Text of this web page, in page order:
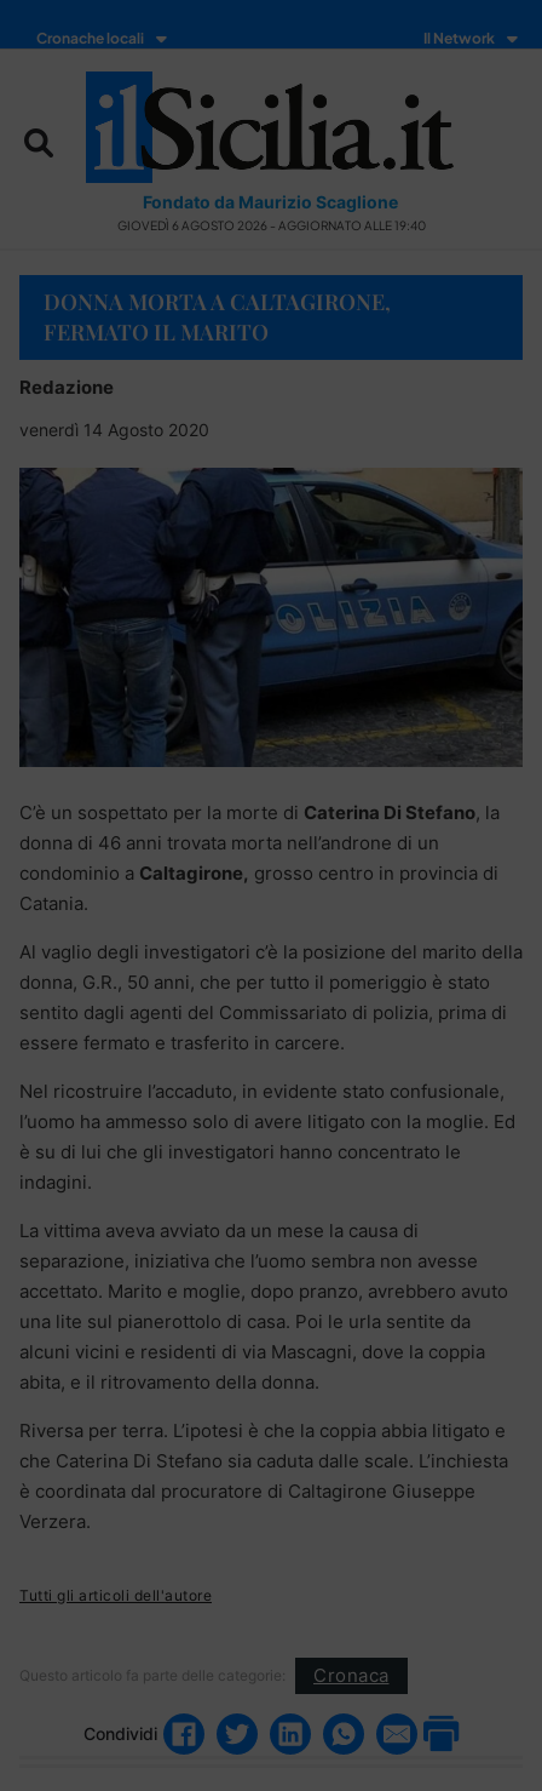
Cronache locali Il Network
Fondato da Maurizio Scaglione
GIOVEDÌ 6 AGOSTO 2026 - AGGIORNATO ALLE 19:40
DONNA MORTA A CALTAGIRONE,
FERMATO IL MARITO
Redazione
venerdì 14 Agosto 2020
C’è un sospettato per la morte di Caterina Di Stefano, la
donna di 46 anni trovata morta nell’androne di un
condominio a Caltagirone, grosso centro in provincia di
Catania.
Al vaglio degli investigatori c’è la posizione del marito della
donna, G.R., 50 anni, che per tutto il pomeriggio è stato
sentito dagli agenti del Commissariato di polizia, prima di
essere fermato e trasferito in carcere.
Nel ricostruire l’accaduto, in evidente stato confusionale,
l’uomo ha ammesso solo di avere litigato con la moglie. Ed
è su di lui che gli investigatori hanno concentrato le
indagini.
La vittima aveva avviato da un mese la causa di
separazione, iniziativa che l’uomo sembra non avesse
accettato. Marito e moglie, dopo pranzo, avrebbero avuto
una lite sul pianerottolo di casa. Poi le urla sentite da
alcuni vicini e residenti di via Mascagni, dove la coppia
abita, e il ritrovamento della donna.
Riversa per terra. L’ipotesi è che la coppia abbia litigato e
che Caterina Di Stefano sia caduta dalle scale. L’inchiesta
è coordinata dal procuratore di Caltagirone Giuseppe
Verzera.
Tutti gli articoli dell'autore
Questo articolo fa parte delle categorie: Cronaca
Condividi